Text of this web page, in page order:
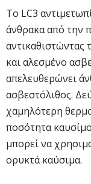
Το LC3
άνθρακα από την
αντικαθιστώντας
και αλεσμένο
απελευθερώνει
ασβεστόλιθος.
χαμηλότερη
ποσότητα
μπορεί να
ορυκτά καύσιμα.